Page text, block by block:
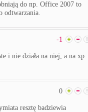
do np. Office 2007 to
odtwarzania.
-1
i nie działa na niej, a na xp
0
resztę badziewia